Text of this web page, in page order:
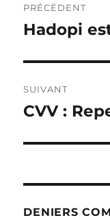
de
PRÉCÉDENT
Publication
Hadopi
SUIVANT
Publication
CVV :
DENIERS